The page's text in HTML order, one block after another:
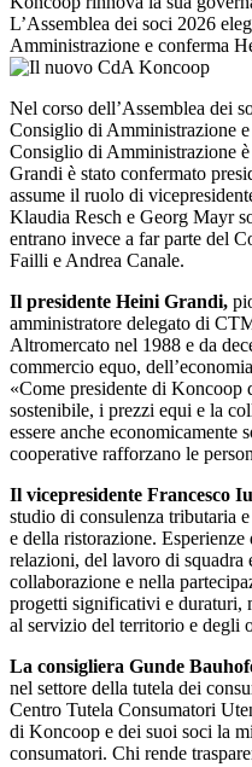
L’Assemblea dei soci 2026
Amministrazione e conferma
Nel corso dell’Assemblea dei
Consiglio di Amministrazione
Consiglio di Amministrazione
Grandi è stato confermato
assume il ruolo di
Klaudia Resch e Georg Mayr
entrano invece a far parte del
Failli e Andrea Canale.
Il presidente Heini Grandi,
amministratore delegato di
Altromercato nel 1988 e da
commercio equo,
«Come presidente di Koncoop
sostenibile, i prezzi equi e la
essere anche
cooperative rafforzano le
Il vicepresidente Francesco
studio di consulenza tributaria
e della ristorazione.
relazioni, del lavoro di squadra
collaborazione e nella
progetti significativi e duraturi,
al servizio del territorio e degli
La consigliera Gunde
nel settore della tutela dei
Centro Tutela Consumatori
di Koncoop e dei suoi soci la
consumatori. Chi rende